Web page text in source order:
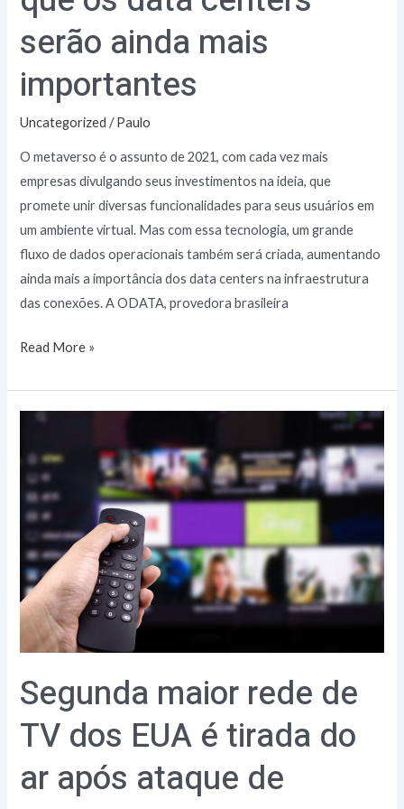
serão ainda mais
importantes
Uncategorized /Paulo
O metaverso é o assunto de 2021, com cada vez mais
empresas divulgando seus investimentos na ideia, que
promete unir diversas funcionalidades para seus usuários em
um ambiente virtual. Mas com essa tecnologia, um grande
fluxo de dados operacionais também será criada, aumentando
ainda mais a importância dos data centers na infraestrutura
das conexões. A ODATA, provedora brasileira
Read More »
Segunda maior rede de
TV dos EUA é tirada do
ar após ataque de
Segunda
rede
de
TV
dos
EUA
é
tirada
do
após
ataque